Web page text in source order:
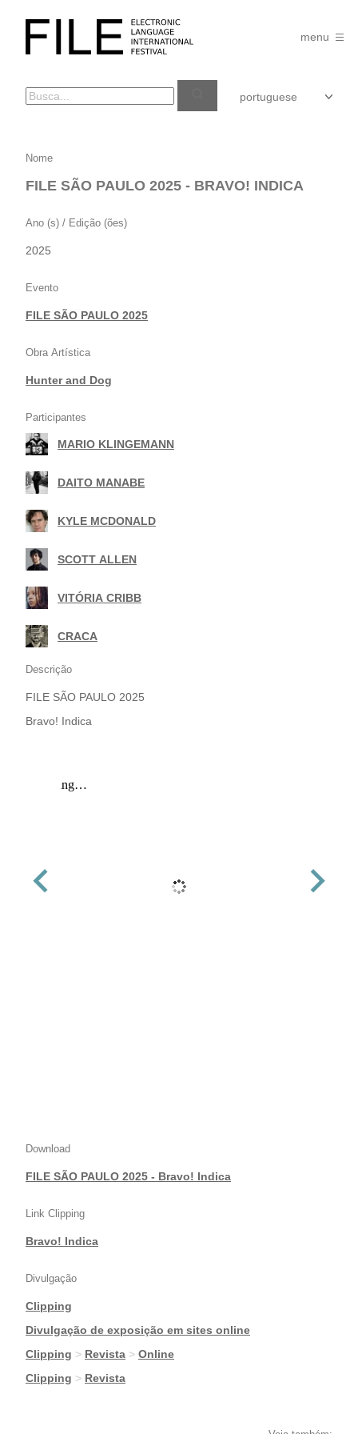
FILE
FESTIVAL
menu
FILE
SÃO
2025
–
INDICA
Nome
FILE SÃO PAULO 2025 - BRAVO! INDICA
Ano (s) / Edição (ões)
2025
Evento
FILE SÃO PAULO 2025
Obra Artística
Hunter and Dog
Participantes
MARIO KLINGEMANN
| DAITO MANABE
| KYLE MCDONALD
SCOTT ALLEN
| VITÓRIA CRIBB
| CRACA
Descrição
FILE SÃO PAULO 2025
Bravo! Indica
Download
FILE SÃO PAULO 2025 - Bravo! Indica
Link Clipping
Bravo! Indica
Divulgação
Clipping
|Divulgação de exposição em sites online
|Clipping > Revista > Online
|Clipping > Revista